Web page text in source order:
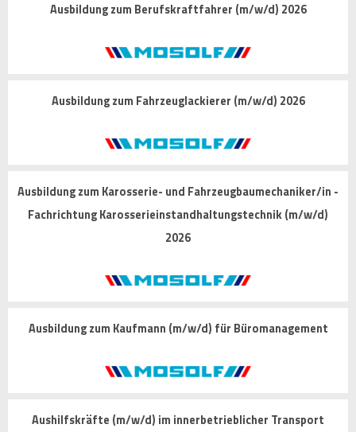
Ausbildung zum Berufskraftfahrer (m/w/d) 2026
Ausbildung zum Fahrzeuglackierer (m/w/d) 2026
Ausbildung zum Karosserie- und Fahrzeugbaumechaniker/in -
Fachrichtung Karosserieinstandhaltungstechnik (m/w/d)
2026
Ausbildung zum Kaufmann (m/w/d) für Büromanagement
Aushilfskräfte (m/w/d) im innerbetrieblicher Transport